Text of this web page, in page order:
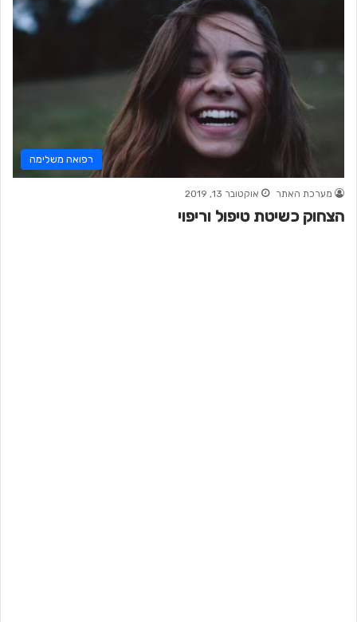
רפואה משלימה
מערכת האתר אוקטובר 13, 2019
הצחוק כשיטת טיפול וריפוי